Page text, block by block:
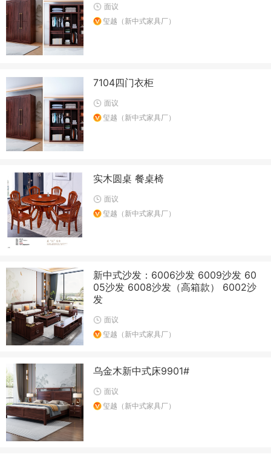
面议
玺越（新中式家具厂）
7104四门衣柜
面议
玺越（新中式家具厂）
实木圆桌 餐桌椅
面议
玺越（新中式家具厂）
新中式沙发：6006沙发 6009沙发 60
05沙发 6008沙发（高箱款） 6002沙
发
面议
玺越（新中式家具厂）
乌金木新中式床9901#
面议
玺越（新中式家具厂）